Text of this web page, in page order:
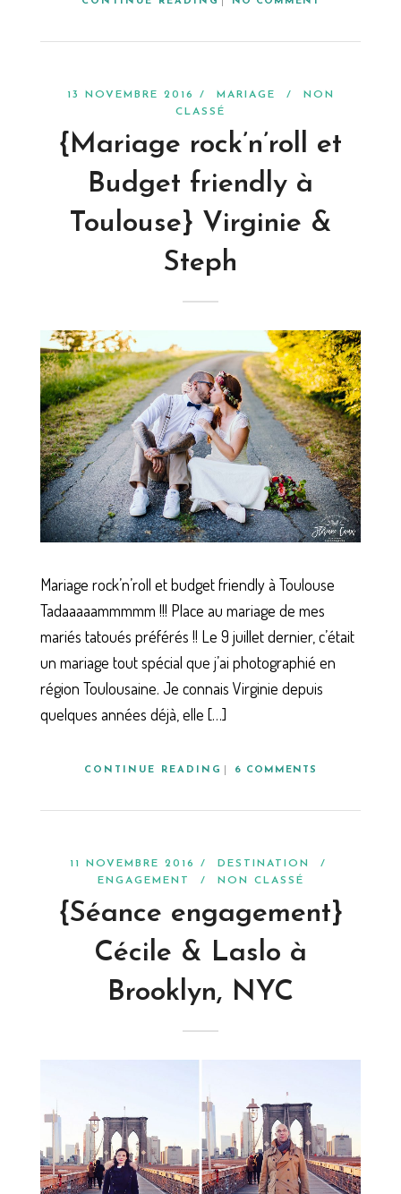
13 NOVEMBRE 2016 / MARIAGE /
NON
CLASSÉ
{Mariage rock’n’roll et
Budget friendly à
Toulouse} Virginie &
Steph
Mariage rock’n’roll et budget friendly à Toulouse
Tadaaaaammmmm !!! Place au mariage de mes
mariés tatoués préférés !! Le 9 juillet dernier, c’était
un mariage tout spécial que j’ai photographié en
région Toulousaine. Je connais Virginie depuis
quelques années déjà, elle […]
CONTINUE READING 6 COMMENTS
11 NOVEMBRE 2016 / DESTINATION
/
ENGAGEMENT
/ NON CLASSÉ
{Séance engagement}
Cécile & Laslo à
Brooklyn, NYC